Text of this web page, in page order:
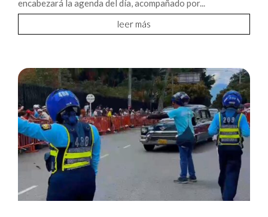
encabezará la agenda del día, acompañado por...
leer más